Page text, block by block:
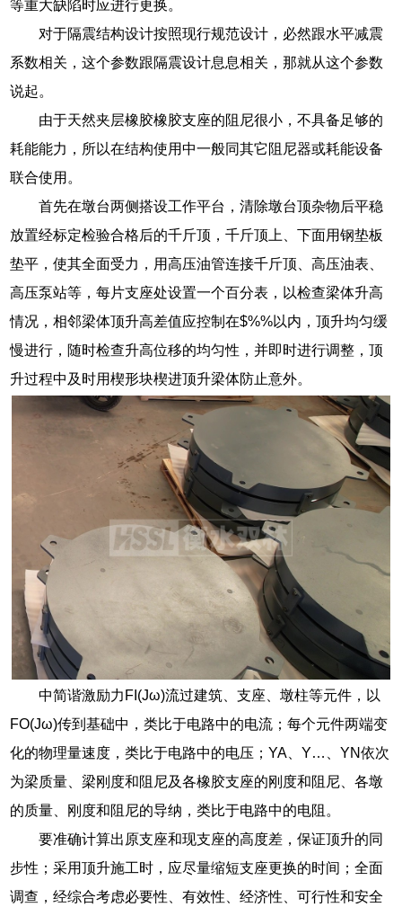
等重大缺陷时应进行更换。
对于隔震结构设计按照现行规范设计，必然跟水平减震
系数相关，这个参数跟隔震设计息息相关，那就从这个参数
说起。
由于天然夹层橡胶橡胶支座的阻尼很小，不具备足够的
耗能能力，所以在结构使用中一般同其它阻尼器或耗能设备
联合使用。
首先在墩台两侧搭设工作平台，清除墩台顶杂物后平稳
放置经标定检验合格后的千斤顶，千斤顶上、下面用钢垫板
垫平，使其全面受力，用高压油管连接千斤顶、高压油表、
高压泵站等，每片支座处设置一个百分表，以检查梁体升高
情况，相邻梁体顶升高差值应控制在$%%以内，顶升均匀缓
慢进行，随时检查升高位移的均匀性，并即时进行调整，顶
升过程中及时用楔形块楔进顶升梁体防止意外。
中简谐激励力FI(Jω)流过建筑、支座、墩柱等元件，以
FO(Jω)传到基础中，类比于电路中的电流；每个元件两端变
化的物理量速度，类比于电路中的电压；YA、Y…、YN依次
为梁质量、梁刚度和阻尼及各橡胶支座的刚度和阻尼、各墩
的质量、刚度和阻尼的导纳，类比于电路中的电阻。
要准确计算出原支座和现支座的高度差，保证顶升的同
步性；采用顶升施工时，应尽量缩短支座更换的时间；全面
调查，经综合考虑必要性、有效性、经济性、可行性和安全